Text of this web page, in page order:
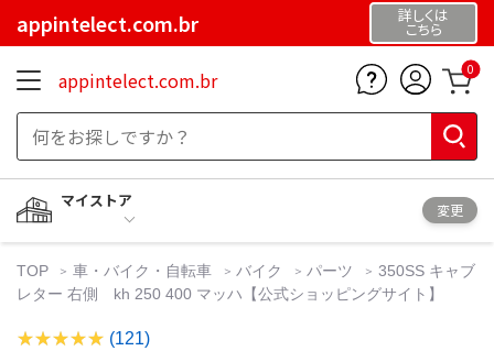
appintelect.com.br 詳しくは
こちら
appintelect.com.br 0
マイストア
変更
TOP 車・バイク・自転車 バイク パーツ
350SS キャブ
レター 右側 kh 250 400 マッハ【公式ショッピングサイト】
(121)